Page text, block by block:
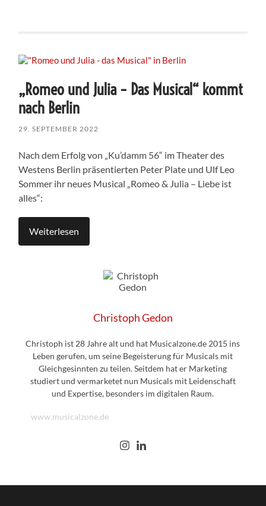
„Romeo und Julia – Das Musical“ kommt
nach Berlin
29. SEPTEMBER 2022
Nach dem Erfolg von „Ku’damm 56“ im Theater des
Westens Berlin präsentierten Peter Plate und Ulf Leo
Sommer ihr neues Musical „Romeo & Julia – Liebe ist
alles“:
Weiterlesen
Christoph Gedon
Christoph ist 28 Jahre alt und hat Musicalzone.de 2015 ins
Leben gerufen, um seine Begeisterung für Musicals mit
Gleichgesinnten zu teilen. Seitdem hat er Marketing
studiert und vermarketet nun Musicals mit Leidenschaft
und Expertise, besonders im digitalen Raum.
www.musicalzone.de